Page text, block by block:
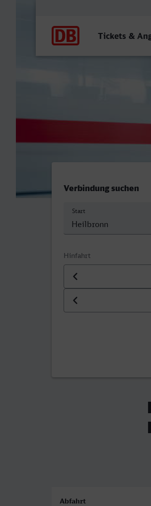
Tickets &
Hauptbahnhof/
Verbindung suchen
Start
Hinfahrt
Datum der Hinfahrt
Uhrzeit der Hinfahrt
Abfahrt